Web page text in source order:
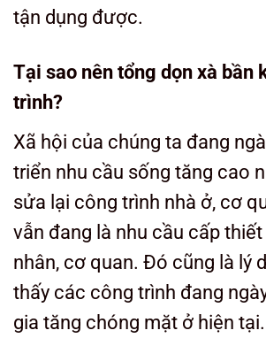
tận dụng được.
Tại sao nên tổng dọn xà bần
trình?
Xã hội của chúng ta đang
triển nhu cầu sống tăng cao
sửa lại công trình nhà ở, cơ
vẫn đang là nhu cầu cấp
nhân, cơ quan. Đó cũng là lý
thấy các công trình đang
gia tăng chóng mặt ở hiện tại.